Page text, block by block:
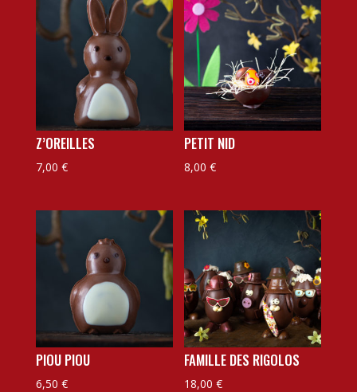
v
Z’OREILLES
7,00 €
PETIT NID
8,00€
PIOU PIOU
6,50 €
FAMILLE DES RIGOLOS
18,00€